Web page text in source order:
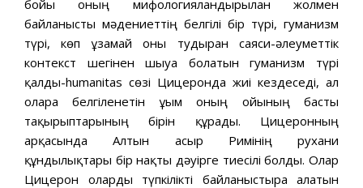
бойы оның мифологияландырылған жолмен
байланысты мәдениеттің белгілі бір түрі, гуманизм
түрі, көп ұзамай оны тудырған саяси-әлеуметтік
контекст шегінен шығуға болатын гуманизм түрі
қалды-humanitas сөзі Цицеронда жиі кездеседі, ал
оларға белгіленетін ұғым оның ойының басты
тақырыптарының бірін құрады. Цицеронның
арқасында Алтын ғасыр Римінің рухани
құндылықтары бір нақты дәуірге тиесілі болды. Олар
Цицерон оларды түпкілікті байланыстыра алатын